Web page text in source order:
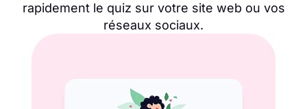
rapidement le quiz sur votre site web ou vos
réseaux sociaux.